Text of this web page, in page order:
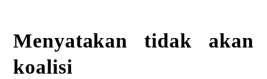
Menyatakan tidak akan
koalisi